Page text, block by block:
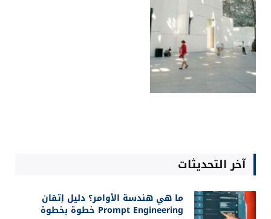
آخر التحديثات
ما هي هندسة الأوامر؟ دليل إتقان
Prompt Engineering خطوة بخطوة